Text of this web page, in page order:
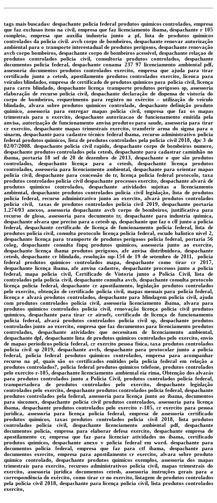
tags mais buscadas: despachante policia federal produtos quimicos controlados, empresa
que faz exclusao itens na civil, empresa que faz licenciamento ibama, despachante r 105
completo, empresa que auxilia industria junto a pf, lista de produtos quimicos
controlados da policia civil. avcb corpo de bombeiros, despachante renovar autorização
ambiental para o transporte interestadual de produtos perigosos, despachante renovação
avcb corpo bombeiros, despachante corpo de bombeiros acessível, despachante relaçao de
produtos controlados policia civil, consultoria produtos controlados, despachante
documentos policia federal, despachante conama 237 97 licenciamento ambiental pdf,
assessoria documentos produtos controlados exercito, empresa que ajuda para tirar
certificado junto a cetesb, apostilamento produtos controlados exercito, licenca para
veiculos blindados, empresa de certificado de produtos quimicos para policia civil, licença
para carro blindado, despachante licença transporte produtos perigosos sp, assessoria
elaboração de recurso policia civil, despachante declaração de dispensa de vistoria do
corpo de bombeiros, requerimento para registro no exército – utilização de veículo
blindado, alvara sobre produtos quimicos controlado, despachante definição produto
quimico, assessoria para entregar mapas policia civil, empresa que faz os mapas
trimestrais para o exercito, despachante autorizacao de funcionamento emitida pela
anvisa, autorização de funcionamento anvisa produtos para saude, assessoria para tirar
cr exercito, despachante mapas trimestrais exercito, transferir arma do sigma para o
sinarm, despachante para cadastro técnico federal ibama, recurso administrativo policia
federal produtos quimicos, lista de produtos controlados pela polícia civil 2018, dpc 3 de
02/07/2008. despachante policia civil rapido, despachante corpo de bombeiros numero,
despachante produtos controlados pela cetesb, despachante para cadastrar caminhão no
ibama, portaria 18 sef de 20 de dezembro de 2013, despachante o que são produtos
controlados, despachante licença para a cetesb, despachante licença produtos
controlados, assessoria para licenciamento ambiental, despachante para orientar mapas
policia civil, despachante para concessão do tr, licença policia federal protocolo, taxa
produtos controlados policia civil despachante processos exercito, despachante alvará de
produtos químicos controlados, despachante atividades sujeitas a licenciamento
ambiental, despachante produtos controlados policia civil legislação, lista de produtos
policia federal, recurso administrativo junto ao exercito, alvará produtos controlados
policia civil, taxas de produtos controlados policia civil 2019, despachante portaria
1.274/03 anexos, assessoria despachante avcb corpo de bombeiros, justificativa para
recurso de glosa, assessoria para documento tr, despachante para industria quimica,
despachante alvara que preciso para a cetesb sp, despachante que faz o clf junto a policia
federal, despachante certificado de licença de funcionamento polícia federal, lista de
produtos polícia civil, consulta protocolo licença policia federal, escudo balistico nivel 2,
despachante licença para transporte de produtos perigosos policia federal, portaria 56
colog, despachante consulta fispq produtos químicos, assessoria junto ao exercito,
despachante licença ibama produtos perigosos, afe anvisa distribuidora, despachante
cetesb, despachante cr blindado, resolução ssp-154 de 19 de setembro de 2011, policia
federal produtos quimicos controlados mapa, despachante como tirar cr 2017,
despachante licença ibama, afe anvisa cadastro, despachante processos junto a policia
federal, mapa policia civil, Certificado de Vistoria junto a Polícia Civil, lista de
controlados pela policia civil, despachante consulta avcb, despachante consulta protocolo
licença policia federal, despachante cr apostilamento, legislação produtos controlados
pelo exercito, obtenção de certificado policia civil, mapas mensais para policia federal,
licença e alvará produtos controlados, despachante para blindagem policia civil, ajuda
com produtos controlados policia civil, assessoria licenciamento ibama, alvara para
produtos quimicos controlados policia civil, renovação licença policia civil produtos
quimicos, despachante para tirar cr airsoft, certificado de licença de funcionamento
polícia federal, alvará produtos controlados policia civil sp, despachante produtos
controlados junto ao exercito, empresa que faz documentos para licenciamento produtos
controlados, despachante atividades que necessitam de licenciamento ambiental,
despachante dpf, despachante lista de produtos quimicos controlados pelo exercito, envio
de mapas periodicos policia federal, cr exercito pessoa fisica, taxa produtos controlados
policia civil sp 2019, despachante avcb, despachante para protocolar junto a policia
federal, policia federal produtos quimicos controlados, empresa para acompanhar
recurso na pf, quais são os certificados emitidos pela polícia federal em relação a
produtos controlados?, policia federal produtos quimicos telefone, produtos controlados
pelo exercito r-105, despachante licenciamento ambiental eia rima, Obtenção dos alvarás
para produtos controlados junto a Polícia Civil, produtos controlados policia federal,
transportadora de produtos controlados pelo exercito, despachante legislação
controlados pelo exercito, despachante produtos controlados policia federal, despachante
produtos controlados pela federal, assessoria para licença junto ao ibama, documentos
para siscomex, despachante policia civil produtos controlados, assessoria para licença
ibama, despachante produtos controlados pelo exercito r-105, cr exercito para pessoa
juridica, assessoria para licença policia federal, empresa de assessoria certificado
produtos quimicos, taxas produtos controlados policia civil 2018, lista produtos
controlados policia civil, despachante licenciamento ambiental pdf, despachante
documentos policia, empresa para elaborar defesa exercito, despachante empresa de
apostilamento cr, empresa que faz para licenciar atividades no ibama, certificado
produtos quimicos, despachante anexo v policia federal em word. despachante para
documentos policia federal, empresa que faz para ctf ibama, despachante para
documentos exercito, empresa para apostilamento cr exercito, alvara sobre produto
quimico controlado, despachante produtos quimicos exemplos, assessoria dos mapas
trimestrais para exercito, recursos administrativos policia civil, mapas trimestrais do
exercito, assessoria juridica documentos cetesb, assessoria instruções gerais para a
correspondência do exército, como tirar cr no exercito, listagem de produtos controlados
pela polícia civil 2018, despachante para licença policia civil, lista produtos controlados
exercito,